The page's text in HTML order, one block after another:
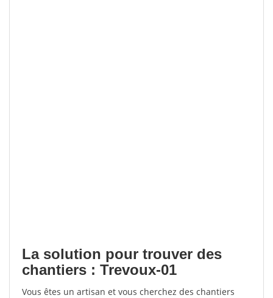
La solution pour trouver des
chantiers : Trevoux-01
Vous êtes un artisan et vous cherchez des chantiers